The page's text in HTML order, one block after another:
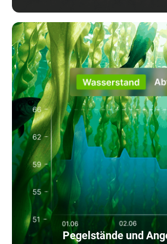
Pegelstände und